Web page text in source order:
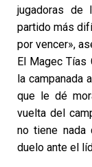
jugadoras de
partido más
por vencer»,
El Magec Tías
la campanada
que le dé
vuelta del
no tiene nada
duelo ante el